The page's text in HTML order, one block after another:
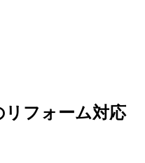
リフォーム対応